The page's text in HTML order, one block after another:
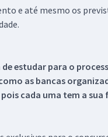
e até mesmo os
estudar para o
as bancas
cada uma tem a